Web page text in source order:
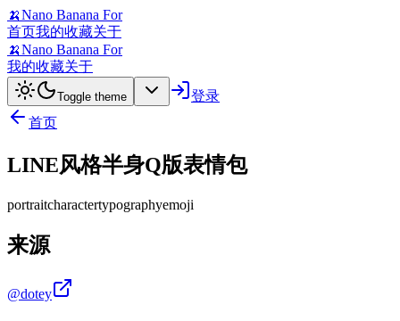
🍌Nano Banana For
首页我的收藏关于
🍌Nano Banana For
我的收藏关于
Toggle theme
登录
首页
LINE风格半身Q版表情包
portraitcharactertypographyemoji
来源
@dotey